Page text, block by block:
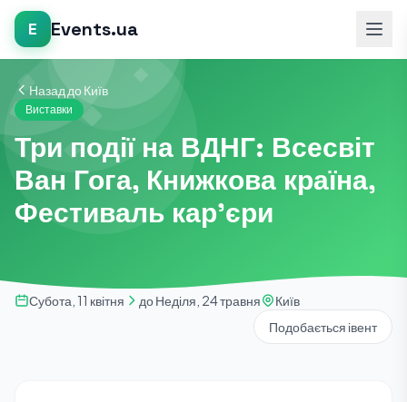
E Events.ua
Назад до Київ
Виставки
Три події на ВДНГ: Всесвіт
Ван Гога, Книжкова країна,
Фестиваль кар'єри
Субота, 11 квітня до Неділя, 24 травня
Київ
Подобається івент